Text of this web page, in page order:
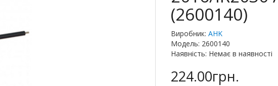
(2600140)
Виробник: AHK
Модель: 2600140
Наявність: Немає в наявності
224.00грн.